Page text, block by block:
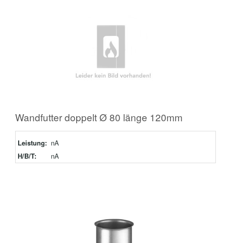
Wandfutter doppelt Ø 80 länge 120mm
Leistung: nA
H/B/T:
nA